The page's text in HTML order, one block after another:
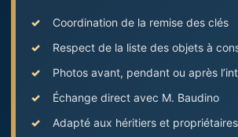
Coordination de la remise des clés
Respect de la liste des objets à
Photos avant, pendant ou après
Échange direct avec M. Baudino
Adapté aux héritiers et